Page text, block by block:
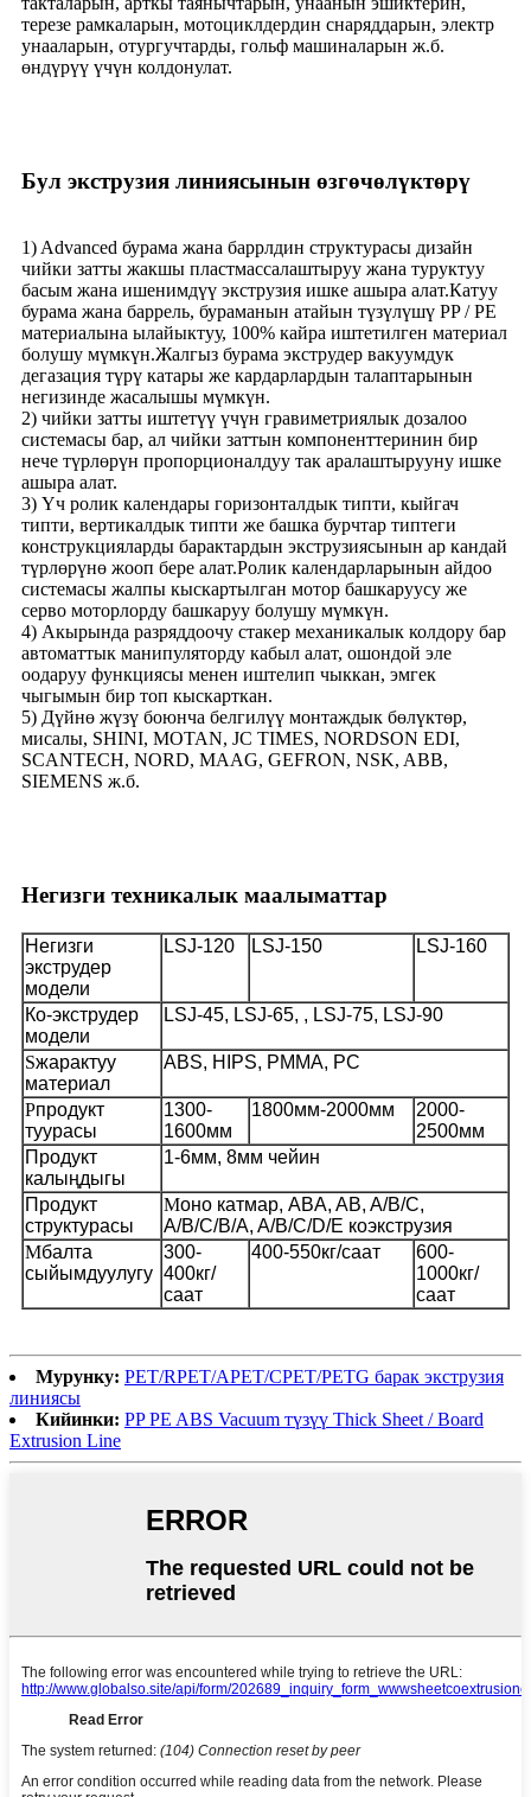
терезе рамкаларын, мотоциклдердин снаряддарын, электр
унааларын, отургучтарды, гольф машиналарын ж.б.
өндүрүү үчүн колдонулат.
Бул экструзия линиясынын өзгөчөлүктөрү
1) Advanced бурама жана баррлдин структурасы дизайн
чийки затты жакшы пластмассалаштыруу жана туруктуу
басым жана ишенимдүү экструзия ишке ашыра алат.Катуу
бурама жана баррель, бураманын атайын түзүлүшү PP / PE
материалына ылайыктуу, 100% кайра иштетилген материал
болушу мүмкүн.Жалгыз бурама экструдер вакуумдук
дегазация түрү катары же кардарлардын талаптарынын
негизинде жасалышы мүмкүн.
2) чийки затты иштетүү үчүн гравиметриялык дозалоо
системасы бар, ал чийки заттын компоненттеринин бир
нече түрлөрүн пропорционалдуу так аралаштырууну ишке
ашыра алат.
3) Үч ролик календары горизонталдык типти, кыйгач
типти, вертикалдык типти же башка бурчтар типтеги
конструкцияларды барактардын экструзиясынын ар кандай
түрлөрүнө жооп бере алат.Ролик календарларынын айдоо
системасы жалпы кыскартылган мотор башкаруусу же
серво моторлорду башкаруу болушу мүмкүн.
4) Акырында разряддоочу стакер механикалык колдору бар
автоматтык манипуляторду кабыл алат, ошондой эле
оодаруу функциясы менен иштелип чыккан, эмгек
чыгымын бир топ кыскарткан.
5) Дүйнө жүзү боюнча белгилүү монтаждык бөлүктөр,
мисалы, SHINI, MOTAN, JC TIMES, NORDSON EDI,
SCANTECH, NORD, MAAG, GEFRON, NSK, ABB,
SIEMENS ж.б.
Негизги техникалык маалыматтар
Негизги
экструдер
модели
LSJ-120 LSJ-150 LSJ-160
Ко-экструдер
модели
LSJ-45, LSJ-65, , LSJ-75, LSJ-90
Sжарактуу
материал
ABS, HIPS, PMMA, PC
Pпродукт
туурасы
1300-
1600мм
1800мм-2000мм
2000-
2500мм
Продукт
калыңдыгы
1-6мм, 8мм чейин
Продукт
структурасы
Mоно катмар, ABA, AB, A/B/C,
A/B/C/B/A, A/B/C/D/E коэкструзия
Mбалта
сыйымдуулугу
300-
400кг/
саат
400-550кг/саат
600-
1000кг/
саат
Мурунку: PET/RPET/APET/CPET/PETG барак экструзия
линиясы
Кийинки: PP PE ABS Vacuum түзүү Thick Sheet / Board
Extrusion Line